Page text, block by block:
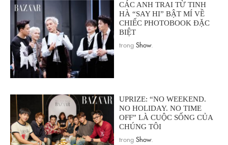
CÁC ANH TRAI TỪ TINH
HÀ “SAY HI” BẬT MÍ VỀ
CHIẾC PHOTOBOOK ĐẶC
BIỆT
trong Show.
UPRIZE: “NO WEEKEND.
NO HOLIDAY. NO TIME
OFF” LÀ CUỘC SỐNG CỦA
CHÚNG TÔI
trong Show.